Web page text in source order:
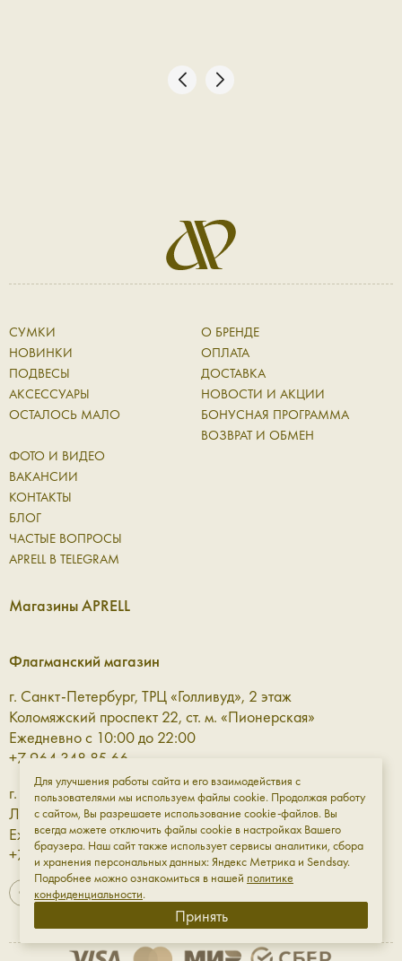
СУМКИ
НОВИНКИ
ПОДВЕСЫ
АКСЕССУАРЫ
ОСТАЛОСЬ МАЛО
О БРЕНДЕ
ОПЛАТА
ДОСТАВКА
НОВОСТИ И АКЦИИ
БОНУСНАЯ ПРОГРАММА
ВОЗВРАТ И ОБМЕН
ФОТО И ВИДЕО
ВАКАНСИИ
КОНТАКТЫ
БЛОГ
ЧАСТЫЕ ВОПРОСЫ
APRELL В TELEGRAM
Магазины APRELL
Флагманский магазин
г. Санкт-Петербург, ТРЦ «Голливуд», 2 этаж
Коломяжский проспект 22, ст. м. «Пионерская»
Ежедневно с 10:00 до 22:00
+7 964 348 85 66
г. Санкт-Петербург, ТРЦ «Галерея» 3 этаж
Лиговский проспект, 30а, ст. м. «Площадь Восстания»
Ежедневно с 10:00 до 23:00
+7 961 811-18-98
Для улучшения работы сайта и его взаимодействия с
пользователями мы используем файлы cookie. Продолжая работу
с сайтом, Вы разрешаете использование cookie-файлов. Вы
всегда можете отключить файлы cookie в настройках Вашего
браузера. Наш сайт также использует сервисы аналитики, сбора
и хранения персональных данных: Яндекс Метрика и Sendsay.
Подробнее можно ознакомиться в нашей политике
конфиденциальности.
Принять